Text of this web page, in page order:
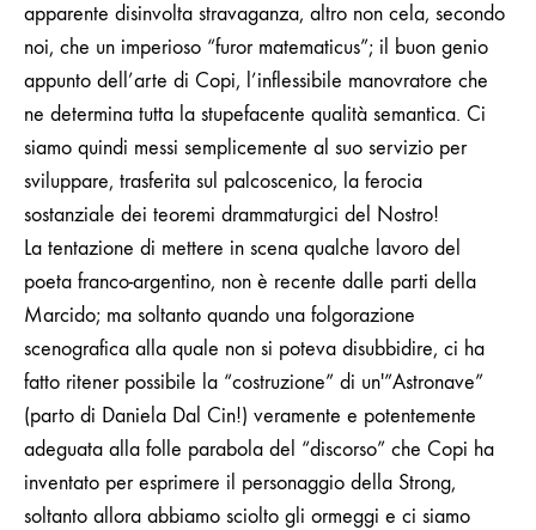
apparente disinvolta stravaganza, altro non cela, secondo
noi, che un imperioso “furor matematicus”; il buon genio
appunto dell’arte di Copi, l’inflessibile manovratore che
ne determina tutta la stupefacente qualità semantica. Ci
siamo quindi messi semplicemente al suo servizio per
sviluppare, trasferita sul palcoscenico, la ferocia
sostanziale dei teoremi drammaturgici del Nostro!
La tentazione di mettere in scena qualche lavoro del
poeta franco-argentino, non è recente dalle parti della
Marcido; ma soltanto quando una folgorazione
scenografica alla quale non si poteva disubbidire, ci ha
fatto ritener possibile la “costruzione” di un'”Astronave”
(parto di Daniela Dal Cin!) veramente e potentemente
adeguata alla folle parabola del “discorso” che Copi ha
inventato per esprimere il personaggio della Strong,
soltanto allora abbiamo sciolto gli ormeggi e ci siamo